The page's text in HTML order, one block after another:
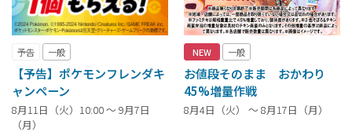
予告 一般
【予告】ポケモンフレンダキ
ャンペーン
8月11日（火）10:00 ～ 9月7日
（月）
NEW 一般
お値段そのまま おかわり
45%増量作戦
8月4日（火） ～ 8月17日（月）